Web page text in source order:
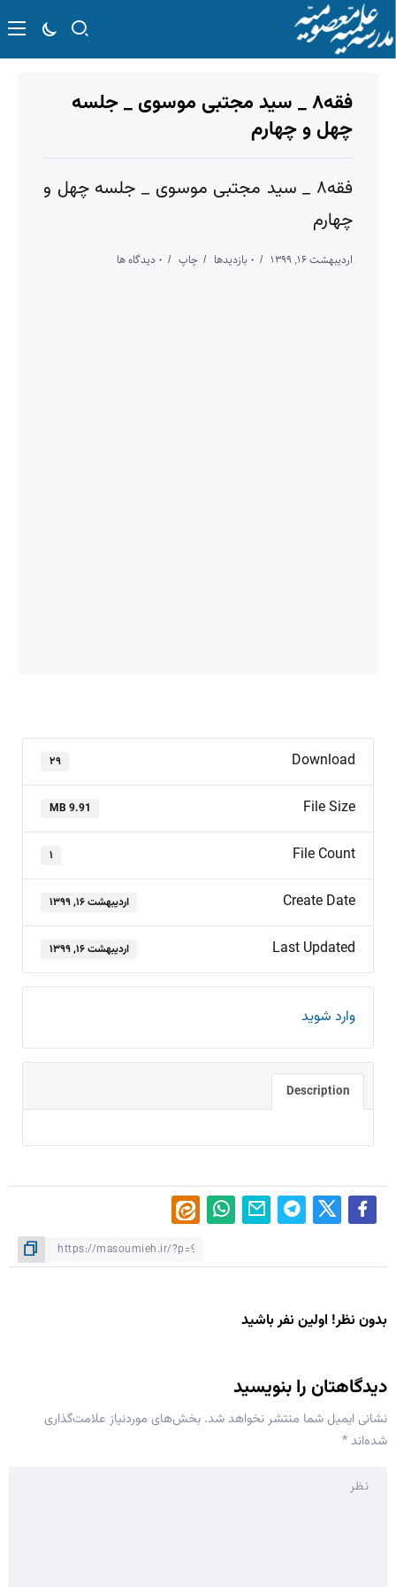
فقه۸ _ سید مجتبی موسوی _ جلسه
چهل و چهارم
فقه۸ _ سید مجتبی موسوی _ جلسه چهل و
چهارم
اردیبهشت ۱۶, ۱۳۹۹ ۰ بازدیدها چاپ ۰ دیدگاه ها
Download ۲۹
File Size
9.91 MB
File Count ۱
Create Date اردیبهشت ۱۶, ۱۳۹۹
Last Updated اردیبهشت ۱۶, ۱۳۹۹
وارد شوید
Description
بدون نظر! اولین نفر باشید
دیدگاهتان را بنویسید
نشانی ایمیل شما منتشر نخواهد شد. بخش‌های موردنیاز علامت‌گذاری
شده‌اند*